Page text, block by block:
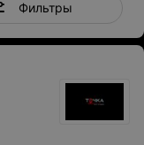
Фильтры